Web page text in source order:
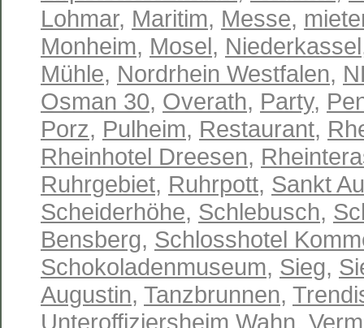
Lohmar, Maritim, Messe,
Monheim, Mosel, Niederkassel
Mühle, Nordrhein Westfalen,
Osman 30, Overath, Party,
Porz, Pulheim, Restaurant,
Rheinhotel Dreesen,
Ruhrgebiet, Ruhrpott, Sankt
Scheiderhöhe, Schlebusch,
Bensberg, Schlosshotel
Schokoladenmuseum, Sieg,
Augustin, Tanzbrunnen,
Unteroffiziersheim Wahn,